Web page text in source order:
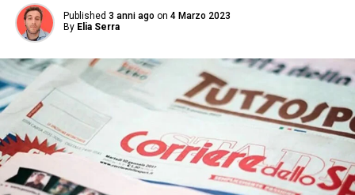
Published 3 anni ago on 4 Marzo 2023
By Elia Serra